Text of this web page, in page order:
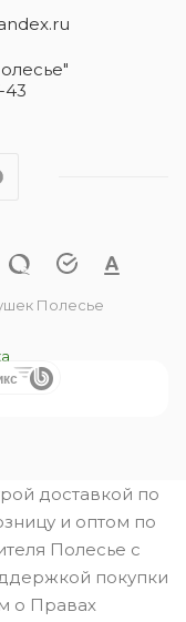
43
Полесье
доставкой по
и оптом по
Полесье с
покупки
о Правах